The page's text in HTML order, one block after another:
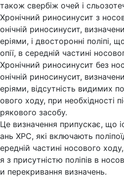
також свербіж очей і
Хронічний риносинусит з
онічній риносинусит,
еріями, і двосторонні поліпі,
опії, в середній частині
Хронічний риносинусит без
онічній риносинусит,
еріями, відсутність видимих
ового ходу, при необхідності
рякового засобу.
Це визначення припускає, що
ань ХРС, які включають
ередній частині носового
я з присутністю поліпів в
и перекривання визначень.